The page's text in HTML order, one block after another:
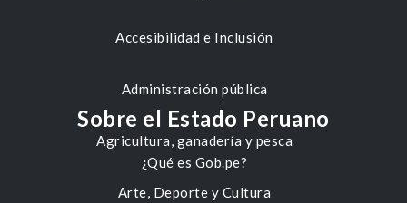
Accesibilidad e Inclusión
Administración pública
Agricultura, ganadería y pesca
Arte, Deporte y Cultura
Sobre el Estado Peruano
¿Qué es Gob.pe?